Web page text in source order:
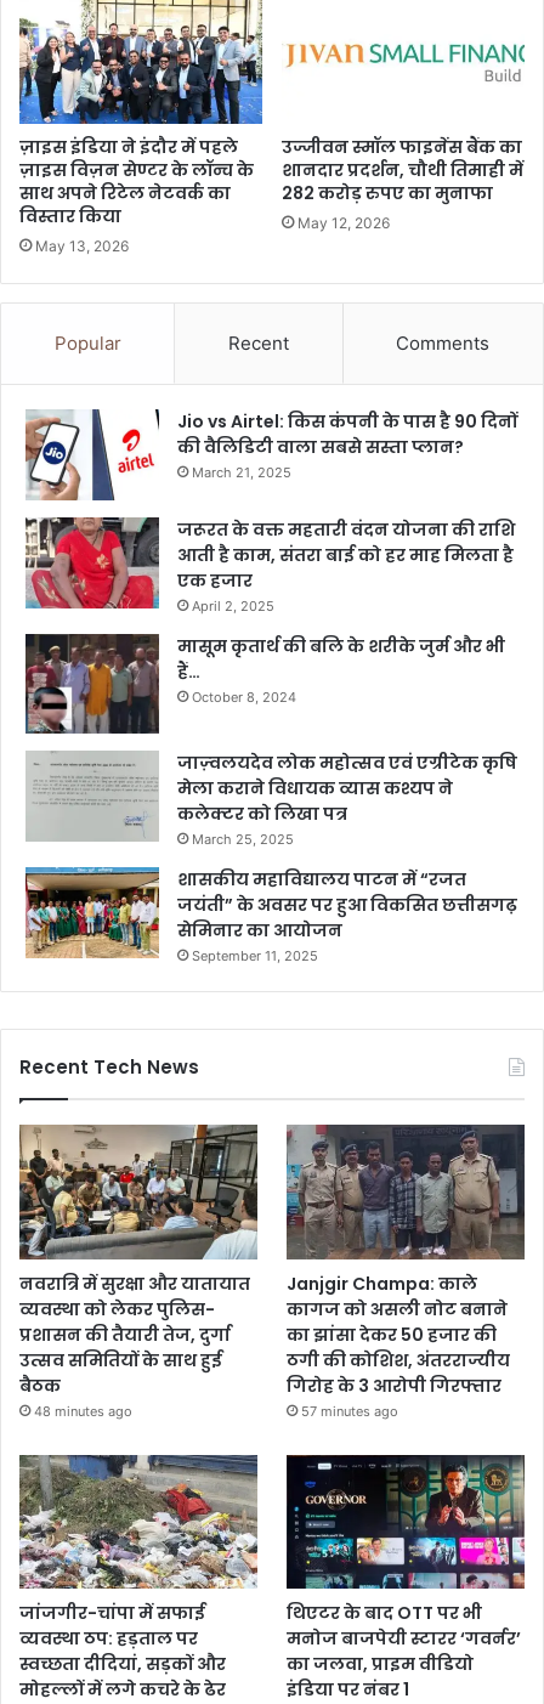
ज़ाइस इंडिया ने इंदौर में पहले
ज़ाइस विज़न सेण्टर के लॉन्च के
साथ अपने रिटेल नेटवर्क का
विस्तार किया
May 13, 2026
उज्जीवन स्मॉल फाइनेंस बैंक का
शानदार प्रदर्शन, चौथी तिमाही में
282 करोड़ रुपए का मुनाफा
May 12, 2026
Popular Recent Comments
Jio vs Airtel: किस कंपनी के पास है 90 दिनों
की वैलिडिटी वाला सबसे सस्ता प्लान?
March 21, 2025
जरूरत के वक्त महतारी वंदन योजना की राशि
आती है काम, संतरा बाई को हर माह मिलता है
एक हजार
April 2, 2025
मासूम कृतार्थ की बलि के शरीके जुर्म और भी
हैं…
October 8, 2024
जाज़्वलयदेव लोक महोत्सव एवं एग्रीटेक कृषि
मेला कराने विधायक व्यास कश्यप ने
कलेक्टर को लिखा पत्र
March 25, 2025
शासकीय महाविद्यालय पाटन में “रजत
जयंती” के अवसर पर हुआ विकसित छत्तीसगढ़
सेमिनार का आयोजन
September 11, 2025
Recent Tech News
नवरात्रि में सुरक्षा और यातायात
व्यवस्था को लेकर पुलिस-
प्रशासन की तैयारी तेज, दुर्गा
उत्सव समितियों के साथ हुई
बैठक
48 minutes ago
Janjgir Champa: काले
कागज को असली नोट बनाने
का झांसा देकर 50 हजार की
ठगी की कोशिश, अंतरराज्यीय
गिरोह के 3 आरोपी गिरफ्तार
57 minutes ago
जांजगीर-चांपा में सफाई
व्यवस्था ठप: हड़ताल पर
स्वच्छता दीदियां, सड़कों और
मोहल्लों में लगे कचरे के ढेर
थिएटर के बाद OTT पर भी
मनोज बाजपेयी स्टारर ‘गवर्नर’
का जलवा, प्राइम वीडियो
इंडिया पर नंबर 1